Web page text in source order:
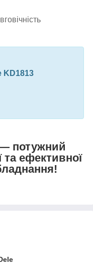
KD1813
потужний
та ефективної